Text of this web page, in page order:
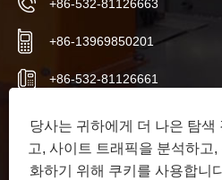
+86-532-81126663
+86-13969850201
+86-532-81126661
중국 산둥성 칭다오시 자오저
당사는 귀하에게 더 나은 탐색
고, 사이트 트래픽을 분석하고,
화하기 위해 쿠키를 사용합니